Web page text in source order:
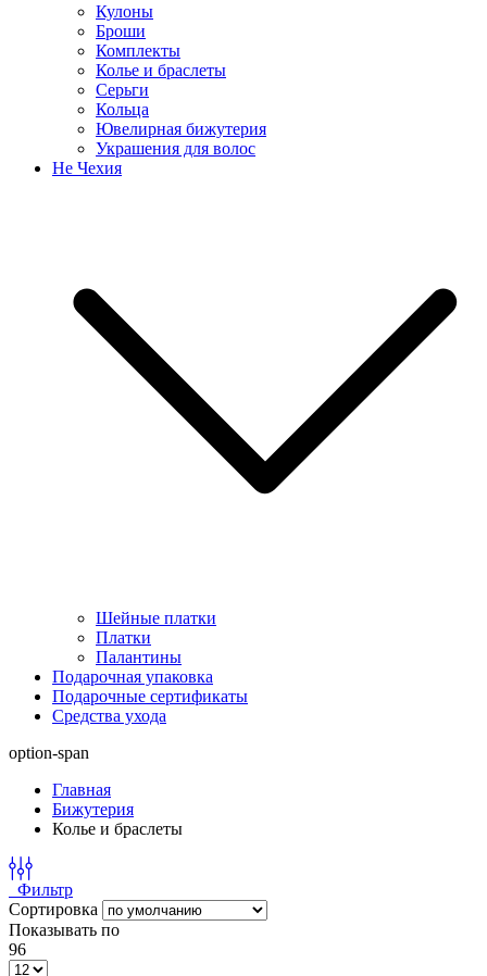
Кулоны
Броши
Комплекты
Колье и браслеты
Серьги
Кольца
Ювелирная бижутерия
Украшения для волос
Не Чехия
Шейные платки
Платки
Палантины
Подарочная упаковка
Подарочные сертификаты
Средства ухода
option-span
Главная
Бижутерия
Колье и браслеты
Фильтр
Сортировка
Показывать по
96